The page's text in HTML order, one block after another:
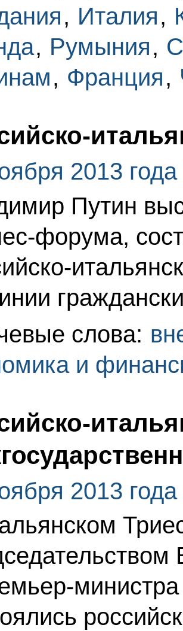
, Италия,
, Румыния,
, Франция,
2013 года
Путин
форума,
слова:
и
2013 года